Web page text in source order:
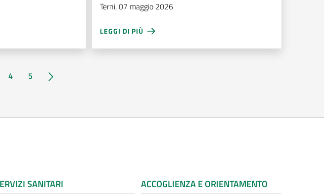
Terni, 07 maggio 2026
LEGGI DI PIÙ
4 5 Pagina successiva
SANITARI ACCOGLIENZA E ORIENTAMENTO